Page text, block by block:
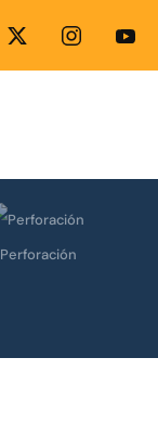
Perforación